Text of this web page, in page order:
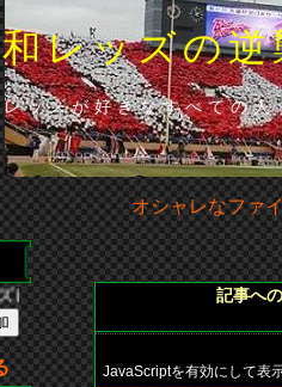
レッズの
ッズが好きなすべての
オシャレなファ
（広）、86分･山田（浦）
記事へ
JavaScriptを有効にして表